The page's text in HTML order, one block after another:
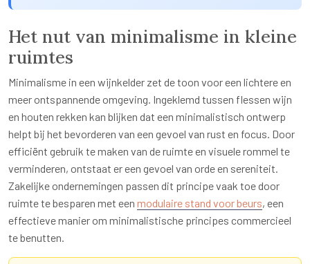
Het nut van minimalisme in kleine
ruimtes
Minimalisme in een wijnkelder zet de toon voor een lichtere en
meer ontspannende omgeving. Ingeklemd tussen flessen wijn
en houten rekken kan blijken dat een minimalistisch ontwerp
helpt bij het bevorderen van een gevoel van rust en focus. Door
efficiënt gebruik te maken van de ruimte en visuele rommel te
verminderen, ontstaat er een gevoel van orde en sereniteit.
Zakelijke ondernemingen passen dit principe vaak toe door
ruimte te besparen met een modulaire stand voor beurs, een
effectieve manier om minimalistische principes commercieel
te benutten.